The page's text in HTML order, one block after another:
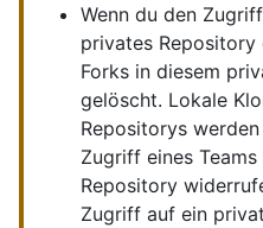
Wenn du den
privates
Forks in diesem
gelöscht. Lokale
Repositorys
Zugriff eines
Repository
Zugriff auf ein